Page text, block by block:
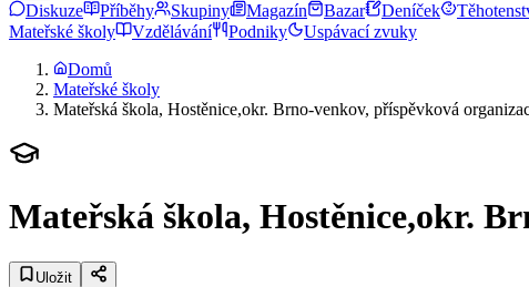
Diskuze Příběhy Skupiny Magazín Bazar Deníček
Mateřské školy
Vzdělávání Podniky
Uspávací zvuky
Domů
Mateřské školy
Mateřská škola, Hostěnice,okr. Brno-venkov, příspěvková
Mateřská škola, Hostěnice,okr.
Uložit